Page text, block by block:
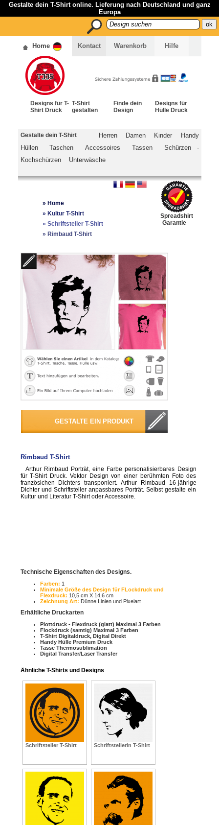
Gestalte dein T-Shirt online. Lieferung nach Deutschland und ganz
Europa
Home Kontact Warenkorb Hilfe
Designs für T-
Shirt Druck
T-Shirt
gestalten
Finde dein
Design
Designs für
Hülle Druck
Gestalte dein T-Shirt Herren Damen Kinder
Handy
Hüllen
Taschen Accessoires Tassen
Schürzen -
Kochschürzen
Unterwäsche
Spreadshirt
Garantie
» Home
» Kultur T-Shirt
» Schriftsteller T-Shirt
» Rimbaud T-Shirt
Rimbaud T-Shirt
Arthur Rimbaud Porträt, eine Farbe personalisierbares Design
für T-Shirt Druck. Vektor Design von einer berühmten Foto des
französichen Dichters transponiert. Arthur Rimbaud 16-jährige
Dichter und Schriftsteller anpassbares Porträt. Selbst gestalte ein
Kultur und Literatur T-Shirt oder Accessoire.
Technische Eigenschaften des Designs.
Farben: 1
Minimale Größe des Design für FLockdruck und
Flexdruck: 10,5 cm X 14,6 cm
Zeichnung Art: Dünne Linien und Pixelart
Erhältliche Druckarten
Plottdruck - Flexdruck (glatt) Maximal 3 Farben
Flockdruck (samtig) Maximal 3 Farben
T-Shirt Digitaldruck, Digital Direkt
Handy Hülle Premium Druck
Tasse Thermosublimation
Digital Transfer/Laser Transfer
Ähnliche T-Shirts und Designs
Schriftsteller T-Shirt Schriftstellerin T-Shirt